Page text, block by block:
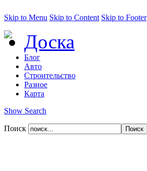
Skip to Menu Skip to Content Skip to Footer
Доска
Блог
Авто
Строительство
Разное
Карта
Show Search
Поиск